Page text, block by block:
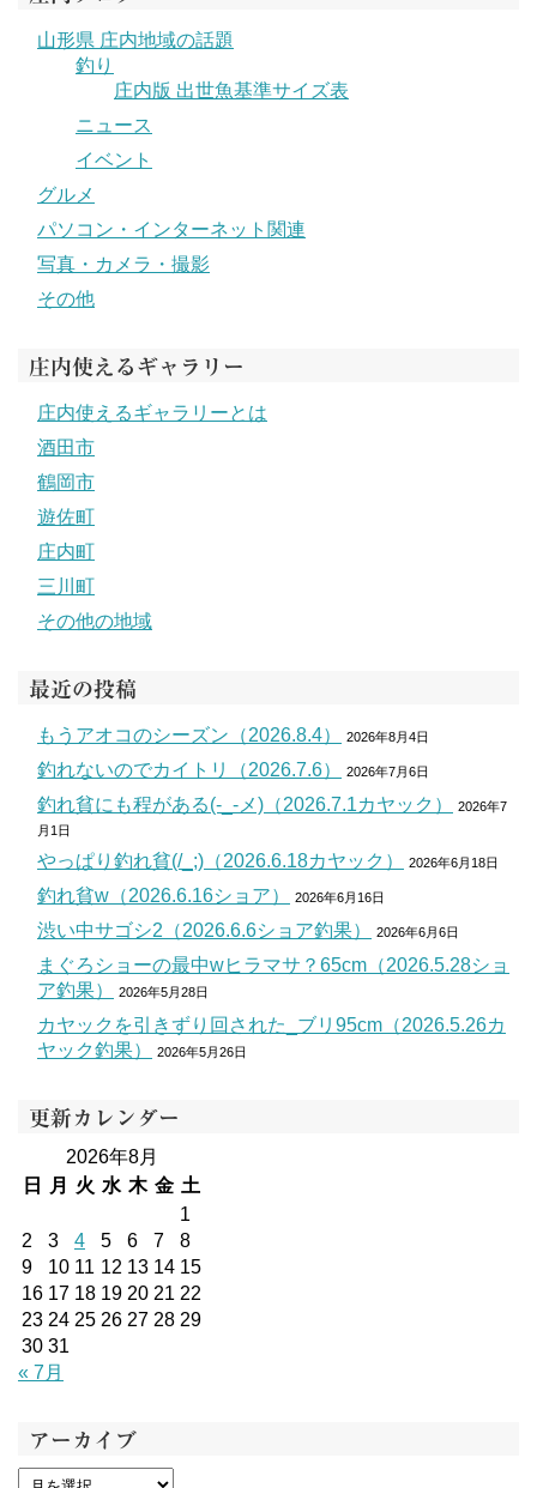
山形県 庄内地域の話題
釣り
庄内版 出世魚基準サイズ表
ニュース
イベント
グルメ
パソコン・インターネット関連
写真・カメラ・撮影
その他
庄内使えるギャラリー
庄内使えるギャラリーとは
酒田市
鶴岡市
遊佐町
庄内町
三川町
その他の地域
最近の投稿
もうアオコのシーズン（2026.8.4） 2026年8月4日
釣れないのでカイトリ（2026.7.6） 2026年7月6日
釣れ貧にも程がある(-_-メ)（2026.7.1カヤック）
2026年7
月1日
やっぱり釣れ貧(/_;)（2026.6.18カヤック） 2026年6月18日
釣れ貧w（2026.6.16ショア） 2026年6月16日
渋い中サゴシ2（2026.6.6ショア釣果） 2026年6月6日
まぐろショーの最中wヒラマサ？65cm（2026.5.28ショ
ア釣果）
2026年5月28日
カヤックを引きずり回された_ブリ95cm（2026.5.26カ
ヤック釣果）
2026年5月26日
更新カレンダー
2026年8月
日
月 火 水 木 金 土
1
2
3 4 5 6 7
8
9
10 11 12 13 14 15
16 17 18 19 20 21 22
23 24 25 26 27 28 29
30 31
« 7月
アーカイブ